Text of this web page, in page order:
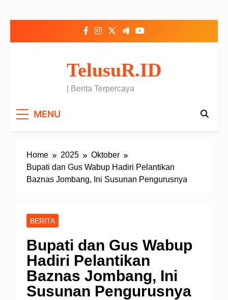
TelusuR.ID
| Berita Terpercaya
MENU
Home 2025
Oktober
Bupati dan Gus Wabup Hadiri Pelantikan
Baznas Jombang, Ini Susunan Pengurusnya
BERITA
Bupati dan Gus Wabup
Hadiri Pelantikan
Baznas Jombang, Ini
Susunan Pengurusnya